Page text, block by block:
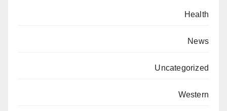
Health
News
Uncategorized
Western